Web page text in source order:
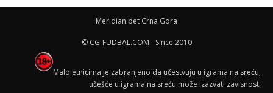
Meridian bet Crna Gora
© CG-FUDBAL.COM - Since 2010
Maloletnicima je zabranjeno da učestvuju u igrama na sreću,
učešće u igrama na sreću može izazvati zavisnost.